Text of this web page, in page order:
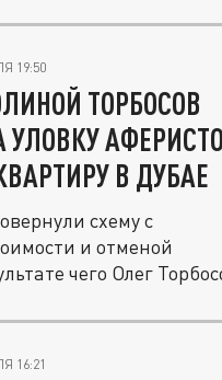
19:50
ТОРБОСОВ
УЛОВКУ
В ДУБАЕ
схему с
и отменой
чего Олег
16:21